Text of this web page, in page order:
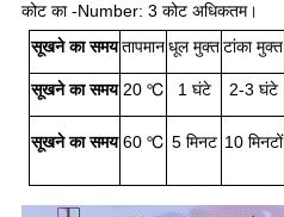
कोट का -Number: 3 कोट अधिकतम।
सूखने का समयतापमानधूल मुक्तटांका मुक्त
सूखने का समय 20 ℃ 1 घंटे 2-3 घंटे
सूखने का समय 60 ℃ 5 मिनट 10 मिनटों